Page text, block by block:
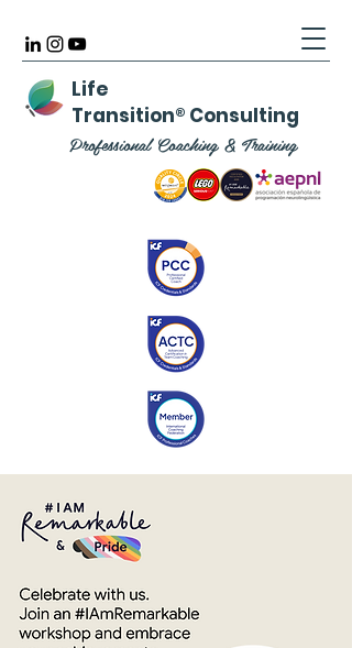
Life
Transition® Consulting
Professional Coaching & Training